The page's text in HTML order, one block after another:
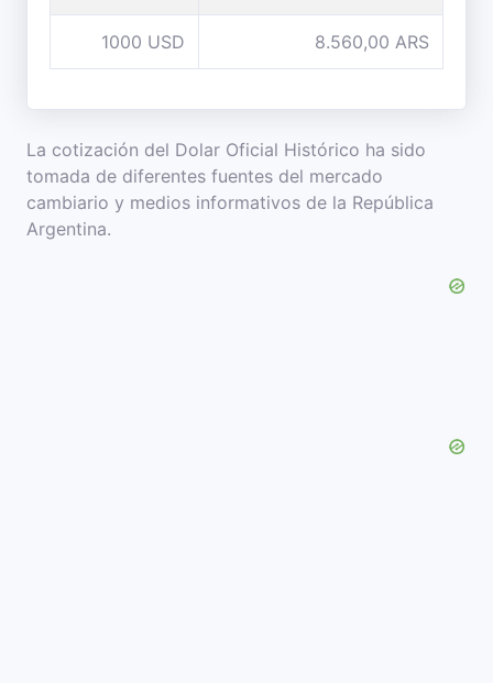
1000 USD 8.560,00 ARS
La cotización del Dolar Oficial Histórico ha sido
tomada de diferentes fuentes del mercado
cambiario y medios informativos de la República
Argentina.